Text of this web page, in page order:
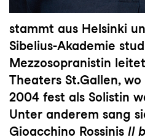
stammt aus Helsinki
Sibelius-Akademie
Mezzosopranistin
Theaters St.Gallen, wo
2004 fest als Solistin
Unter anderem sang
Gioacchino Rossinis Il